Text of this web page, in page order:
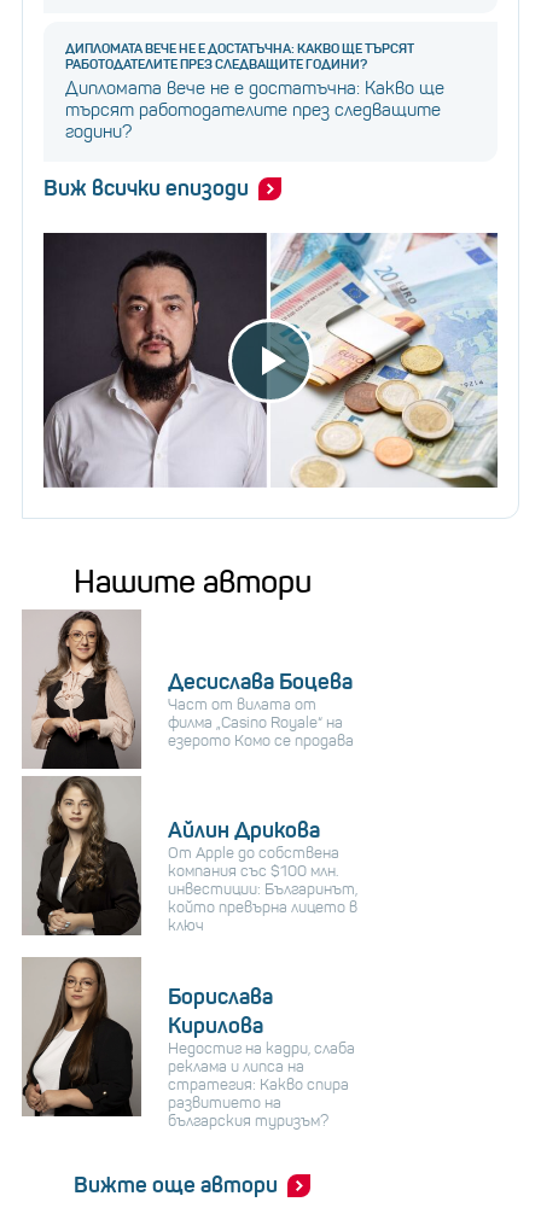
ДИПЛОМАТА ВЕЧЕ НЕ Е ДОСТАТЪЧНА: КАКВО ЩЕ ТЪРСЯТ
РАБОТОДАТЕЛИТЕ ПРЕЗ СЛЕДВАЩИТЕ ГОДИНИ?
Дипломата вече не е достатъчна: Какво ще
търсят работодателите през следващите
години?
Виж всички епизоди
Нашите автори
Десислава Боцева
Част от вилата от
филма „Casino Royale“ на
езерото Комо се продава
Айлин Дрикова
От Apple до собствена
компания със $100 млн.
инвестиции: Българинът,
който превърна лицето в
ключ
Борислава
Кирилова
Недостиг на кадри, слаба
реклама и липса на
стратегия: Какво спира
развитието на
българския туризъм?
Вижте още автори